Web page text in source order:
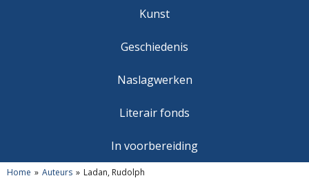
Kunst
Geschiedenis
Naslagwerken
Literair fonds
In voorbereiding
Home Auteurs Ladan, Rudolph